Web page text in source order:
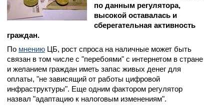
по данным регулятора,
высокой оставалась и
сберегательная активность
граждан.
По мнению ЦБ, рост спроса на наличные может быть
связан в том числе с "перебоями" с интернетом в стране
и желанием граждан иметь запас живых денег для
оплаты, "не зависящий от работы цифровой
инфраструктуры". Еще одним фактором регулятор
назвал "адаптацию к налоговым изменениям".